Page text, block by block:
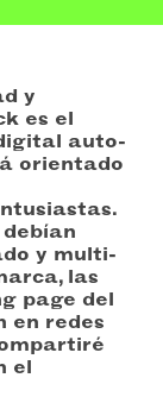
y
es el
auto-
orientado
debían
y multi-
las
page del
en redes
el